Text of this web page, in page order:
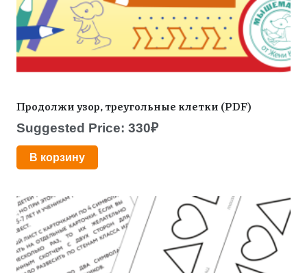
Продолжи узор, треугольные клетки (PDF)
Suggested Price: 330₽
В корзину